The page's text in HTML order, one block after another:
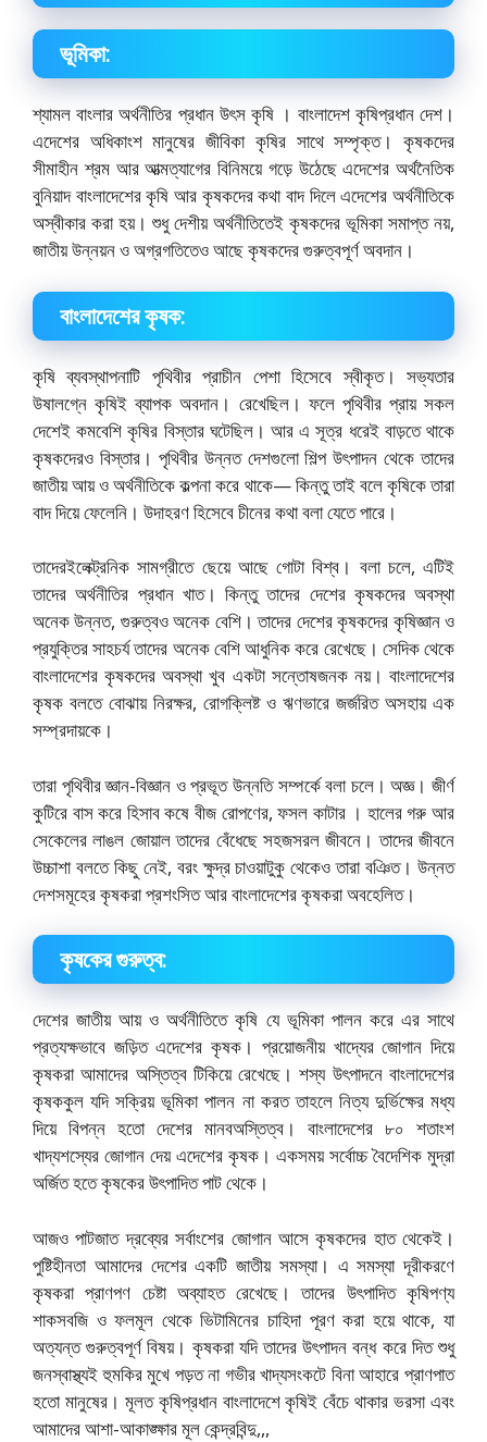
ভূমিকা:
শ্যামল বাংলার অর্থনীতির প্রধান উৎস কৃষি । বাংলাদেশ কৃষিপ্রধান দেশ।
এদেশের অধিকাংশ মানুষের জীবিকা কৃষির সাথে সম্পৃক্ত। কৃষকদের
সীমাহীন শ্রম আর আত্মত্যাগের বিনিময়ে গড়ে উঠেছে এদেশের অর্থনৈতিক
বুনিয়াদ বাংলাদেশের কৃষি আর কৃষকদের কথা বাদ দিলে এদেশের অর্থনীতিকে
অস্বীকার করা হয়। শুধু দেশীয় অর্থনীতিতেই কৃষকদের ভূমিকা সমাপ্ত নয়,
জাতীয় উন্নয়ন ও অগ্রগতিতেও আছে কৃষকদের গুরুত্বপূর্ণ অবদান।
বাংলাদেশের কৃষক:
কৃষি ব্যবস্থাপনাটি পৃথিবীর প্রাচীন পেশা হিসেবে স্বীকৃত। সভ্যতার
উষালগ্নে কৃষিই ব্যাপক অবদান। রেখেছিল। ফলে পৃথিবীর প্রায় সকল
দেশেই কমবেশি কৃষির বিস্তার ঘটেছিল। আর এ সূত্র ধরেই বাড়তে থাকে
কৃষকদেরও বিস্তার। পৃথিবীর উন্নত দেশগুলাে শিল্প উৎপাদন থেকে তাদের
জাতীয় আয় ও অর্থনীতিকে কল্পনা করে থাকে— কিন্তু তাই বলে কৃষিকে তারা
বাদ দিয়ে ফেলেনি। উদাহরণ হিসেবে চীনের কথা বলা যেতে পারে।
তাদেরইলেক্ট্রনিক সামগ্রীতে ছেয়ে আছে গােটা বিশ্ব। বলা চলে, এটিই
তাদের অর্থনীতির প্রধান খাত। কিন্তু তাদের দেশের কৃষকদের অবস্থা
অনেক উন্নত, গুরুত্বও অনেক বেশি। তাদের দেশের কৃষকদের কৃষিজ্ঞান ও
প্রযুক্তির সাহচর্য তাদের অনেক বেশি আধুনিক করে রেখেছে। সেদিক থেকে
বাংলাদেশের কৃষকদের অবস্থা খুব একটা সন্তোষজনক নয়। বাংলাদেশের
কৃষক বলতে বােঝায় নিরক্ষর, রােগক্লিষ্ট ও ঋণভারে জর্জরিত অসহায় এক
সম্প্রদায়কে।
তারা পৃথিবীর জ্ঞান-বিজ্ঞান ও প্রভূত উন্নতি সম্পর্কে বলা চলে। অজ্ঞ। জীর্ণ
কুটিরে বাস করে হিসাব কষে বীজ রােপণের, ফসল কাটার । হালের গরু আর
সেকেলের লাঙল জোয়াল তাদের বেঁধেছে সহজসরল জীবনে। তাদের জীবনে
উচ্চাশা বলতে কিছু নেই, বরং ক্ষুদ্র চাওয়াটুকু থেকেও তারা বঞিত। উন্নত
দেশসমূহের কৃষকরা প্রশংসিত আর বাংলাদেশের কৃষকরা অবহেলিত।
কৃষকের গুরুত্ব:
দেশের জাতীয় আয় ও অর্থনীতিতে কৃষি যে ভূমিকা পালন করে এর সাথে
প্রত্যক্ষভাবে জড়িত এদেশের কৃষক। প্রয়ােজনীয় খাদ্যের জোগান দিয়ে
কৃষকরা আমাদের অস্তিত্ব টিকিয়ে রেখেছে। শস্য উৎপাদনে বাংলাদেশের
কৃষককুল যদি সক্রিয় ভূমিকা পালন না করত তাহলে নিত্য দুর্ভিক্ষের মধ্য
দিয়ে বিপন্ন হতাে দেশের মানবঅস্তিত্ব। বাংলাদেশের ৮০ শতাংশ
খাদ্যশস্যের জোগান দেয় এদেশের কৃষক। একসময় সর্বোচ্চ বৈদেশিক মুদ্রা
অর্জিত হতে কৃষকের উৎপাদিত পাট থেকে।
আজও পাটজাত দ্রব্যের সর্বাংশের জোগান আসে কৃষকদের হাত থেকেই।
পুষ্টিহীনতা আমাদের দেশের একটি জাতীয় সমস্যা। এ সমস্যা দূরীকরণে
কৃষকরা প্রাণপণ চেষ্টা অব্যাহত রেখেছে। তাদের উৎপাদিত কৃষিপণ্য
শাকসবজি ও ফলমূল থেকে ভিটামিনের চাহিদা পূরণ করা হয়ে থাকে, যা
অত্যন্ত গুরুত্বপূর্ণ বিষয়। কৃষকরা যদি তাদের উৎপাদন বন্ধ করে দিত শুধু
জনস্বাস্থ্যই হুমকির মুখে পড়ত না গভীর খাদ্যসংকটে বিনা আহারে প্রাণপাত
হতাে মানুষের। মূলত কৃষিপ্রধান বাংলাদেশে কৃষিই বেঁচে থাকার ভরসা এবং
আমাদের আশা-আকাঙ্ক্ষার মূল কেন্দ্রবিন্দু,,,